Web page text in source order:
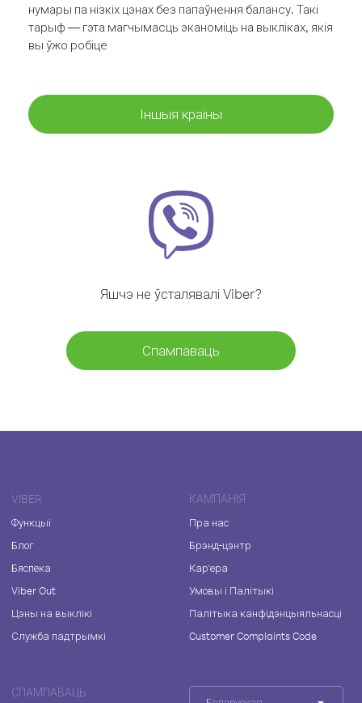
нумары па нізкіх цэнах без папаўнення балансу. Такі
тарыф — гэта магчымасць эканоміць на выкліках, якія
вы ўжо робіце
Іншыя краіны
Яшчэ не ўсталявалі Viber?
Спампаваць
VIBER
Функцыі
Блог
Бяспека
Viber Out
Цэны на выклікі
Служба падтрымкі
КАМПАНІЯ
Пра нас
Брэнд-цэнтр
Кар'ера
Умовы і Палітыкі
Палітыка канфідэнцыяльнасці
Customer Complaints Code
СПАМПАВАЦЬ